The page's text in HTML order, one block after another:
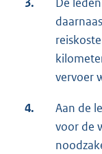
vervoer
4.
Aan de
voor de